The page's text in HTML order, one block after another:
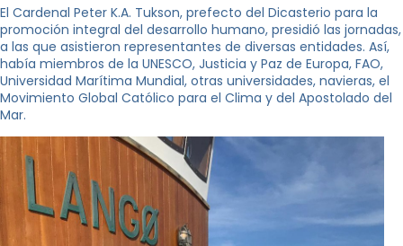
El Cardenal Peter K.A. Tukson, prefecto del Dicasterio para la
promoción integral del desarrollo humano, presidió las jornadas,
a las que asistieron representantes de diversas entidades. Así,
había miembros de la UNESCO, Justicia y Paz de Europa, FAO,
Universidad Marítima Mundial, otras universidades, navieras, el
Movimiento Global Católico para el Clima y del Apostolado del
Mar.